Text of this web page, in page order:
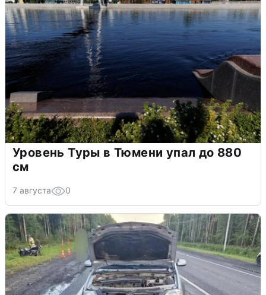
Уровень Туры в Тюмени упал до 880
см
7 августа 0